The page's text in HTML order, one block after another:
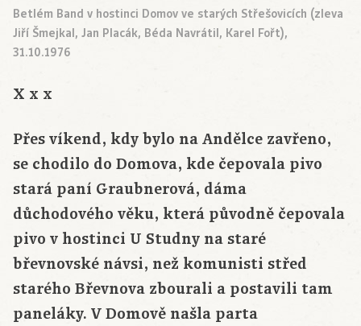
Betlém Band v hostinci Domov ve starých Střešovicích (zleva
Jiří Šmejkal, Jan Placák, Béda Navrátil, Karel Fořt),
31.10.1976
X x x
Přes víkend, kdy bylo na Andělce zavřeno,
se chodilo do Domova, kde čepovala pivo
stará paní Graubnerová, dáma
důchodového věku, která původně čepovala
pivo v hostinci U Studny na staré
břevnovské návsi, než komunisti střed
starého Břevnova zbourali a postavili tam
paneláky. V Domově našla parta